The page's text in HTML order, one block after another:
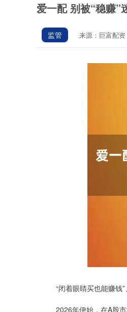
爱一配 别被“稳赚”
监管 来源：巨富配资
“闭着眼睛买也能赚钱”
2026年伊始，在A股市
深证成指